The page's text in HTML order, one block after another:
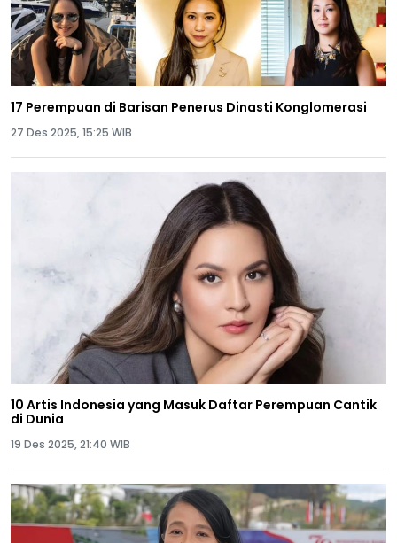
17 Perempuan di Barisan Penerus Dinasti Konglomerasi
27 Des 2025, 15:25 WIB
10 Artis Indonesia yang Masuk Daftar Perempuan Cantik
di Dunia
19 Des 2025, 21:40 WIB